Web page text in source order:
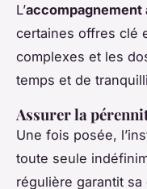
L’accompagnement
certaines offres clé
complexes et les
temps et de
Assurer la
Une fois posée,
toute seule
régulière garantit